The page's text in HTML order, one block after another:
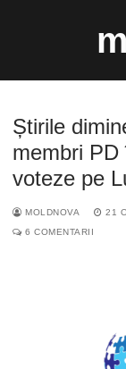
după:
Știrile
membri PD
voteze pe
MOLDNOVA 21
6 COMENTARII